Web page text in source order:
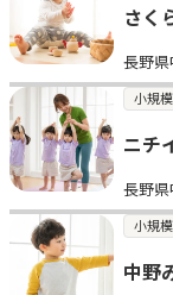
さく
長野県
小規
ニチ
長野
小規
中野